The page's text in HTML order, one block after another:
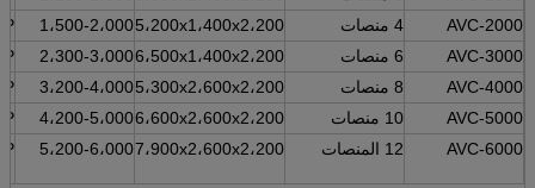
AVC-2000
4 منصات 5،200x1،400x2،2001،500-2،000
AVC-3000
6 منصات 6،500x1،400x2،2002،300-3،000
AVC-4000
8 منصات 5،300x2،600x2،2003،200-4،000
AVC-5000
10 منصات 6،600x2،600x2،2004،200-5،000
AVC-6000
12 المنصات 7،900x2،600x2،2005،200-6،000